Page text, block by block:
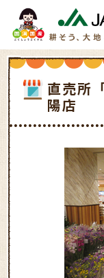
直売所
陽店